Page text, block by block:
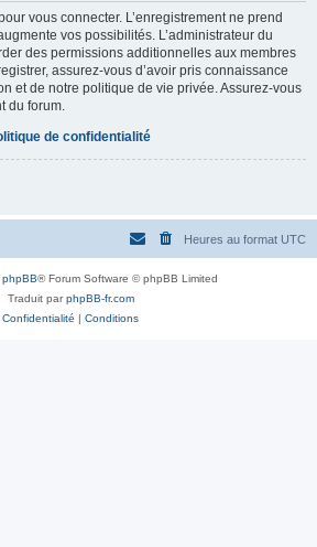
vous connecter. L’enregistrement ne prend
vos possibilités. L’administrateur du
des permissions additionnelles aux membres
assurez-vous d’avoir pris connaissance
et de notre politique de vie privée. Assurez-vous
du forum.
de confidentialité
Heures au format UTC
phpBB® Forum Software © phpBB Limited
Traduit parphpBB-fr.com
Confidentialité | Conditions